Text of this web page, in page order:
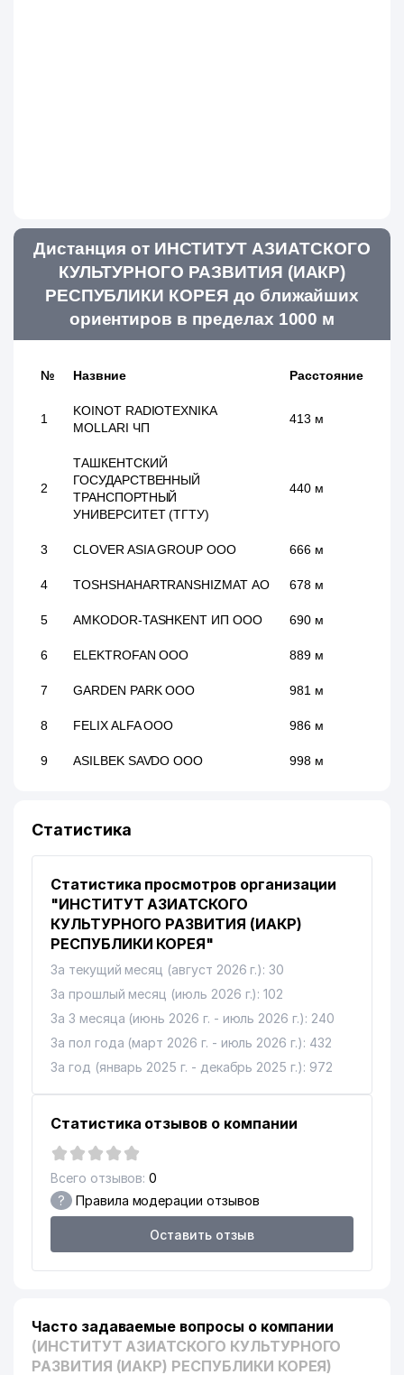
Дистанция от ИНСТИТУТ АЗИАТСКОГО
КУЛЬТУРНОГО РАЗВИТИЯ (ИАКР)
РЕСПУБЛИКИ КОРЕЯ до ближайших
ориентиров в пределах 1000 м
№ Назвние Расстояние
1
KOINOT RADIOTEXNIKA
MOLLARI ЧП
413 м
2
ТАШКЕНТСКИЙ
ГОСУДАРСТВЕННЫЙ
ТРАНСПОРТНЫЙ
УНИВЕРСИТЕТ (ТГТУ)
440 м
3 CLOVER ASIA GROUP ООО 666 м
4 TOSHSHAHARTRANSHIZMAT АО 678 м
5 AMKODOR-TASHKENT ИП ООО 690 м
6 ELEKTROFAN ООО 889 м
7 GARDEN PARK ООО 981 м
8 FELIX ALFA ООО 986 м
9 ASILBEK SAVDO ООО 998 м
Статистика
Статистика просмотров организации
"ИНСТИТУТ АЗИАТСКОГО
КУЛЬТУРНОГО РАЗВИТИЯ (ИАКР)
РЕСПУБЛИКИ КОРЕЯ"
За текущий месяц (август 2026 г.): 30
За прошлый месяц (июль 2026 г.): 102
За 3 месяца (июнь 2026 г. - июль 2026 г.): 240
За пол года (март 2026 г. - июль 2026 г.): 432
За год (январь 2025 г. - декабрь 2025 г.): 972
Статистика отзывов о компании
Всего отзывов: 0
? Правила модерации отзывов
Оставить отзыв
Часто задаваемые вопросы о компании
(ИНСТИТУТ АЗИАТСКОГО КУЛЬТУРНОГО
РАЗВИТИЯ (ИАКР) РЕСПУБЛИКИ КОРЕЯ)